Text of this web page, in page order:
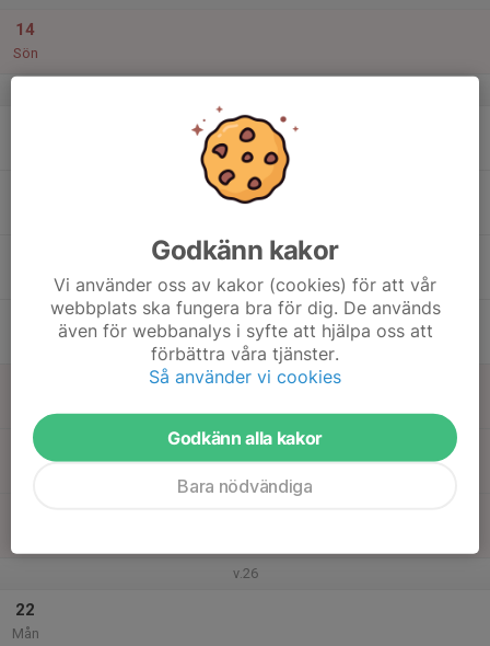
14
Sön
20
v.26
22
Mån
Godkänn kakor
Vi använder oss av kakor (cookies) för att vår
webbplats ska fungera bra för dig. De används
även för webbanalys i syfte att hjälpa oss att
förbättra våra tjänster.
Så använder vi cookies
Godkänn alla kakor
Bara nödvändiga